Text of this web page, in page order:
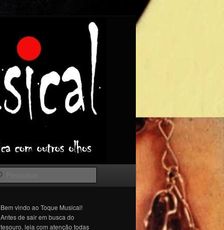
Bem vindo ao Toque Musical!
Antes de sair em busca do
tesouro, leia com atenção todas